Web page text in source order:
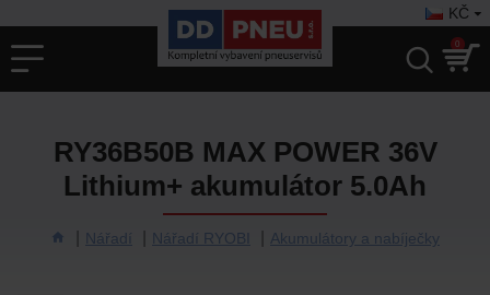
KČ
0
Nářadí Nářadí RYOBI Akumulátory a nabíječky
RY36B50B MAX POWER 36V
Lithium+ akumulátor 5.0Ah